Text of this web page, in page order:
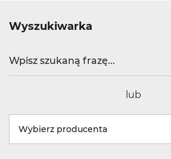
Wyszukiwarka
lub
Wybierz producenta